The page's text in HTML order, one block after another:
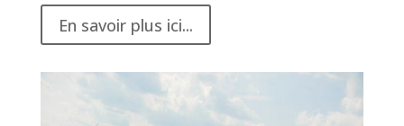
En savoir plus ici...